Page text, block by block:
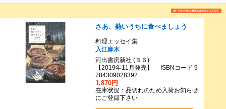
さあ、熱いうちに食べましょう
料理エッセイ集
入江麻木
河出書房新社 (Ｂ６)
【2019年11月発売】 ISBNコード 9
784309028392
1,870円
在庫状況：品切れのため入荷お知らせ
にご登録下さい